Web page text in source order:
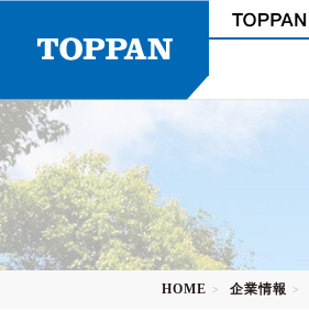
HOME > 企業情報 >